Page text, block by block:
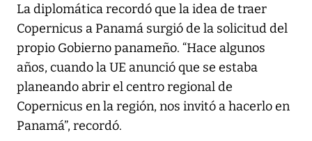
La diplomática recordó que la idea de traer
Copernicus a Panamá surgió de la solicitud del
propio Gobierno panameño. “Hace algunos
años, cuando la UE anunció que se estaba
planeando abrir el centro regional de
Copernicus en la región, nos invitó a hacerlo en
Panamá”, recordó.